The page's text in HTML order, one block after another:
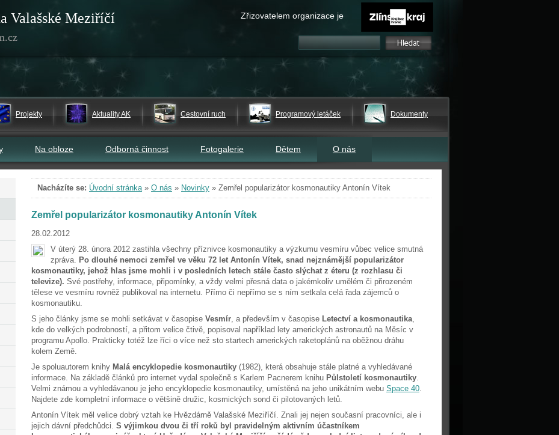
Valašské Meziříčí Zřizovatelem organizace je
Projekty Aktuality AK Cestovní ruch Programový letáček Dokumenty
Na obloze Odborná činnost Fotogalerie Dětem O nás
Nacházíte se: Úvodní stránka» O nás » Novinky » Zemřel popularizátor kosmonautiky Antonín Vítek
Zemřel popularizátor kosmonautiky Antonín Vítek
28.02.2012
V úterý 28. února 2012 zastihla všechny příznivce kosmonautiky a výzkumu vesmíru vůbec velice smutná
zpráva. Po dlouhé nemoci zemřel ve věku 72 let Antonín Vítek, snad nejznámější popularizátor
kosmonautiky, jehož hlas jsme mohli i v posledních letech stále často slýchat z éteru (z rozhlasu či
televize). Své postřehy, informace, připomínky, a vždy velmi přesná data o jakémkoliv umělém či přirozeném
tělese ve vesmíru rovněž publikoval na internetu. Přímo či nepřímo se s ním setkala celá řada zájemců o
kosmonautiku.
S jeho články jsme se mohli setkávat v časopise Vesmír, a především v časopise Letectví a kosmonautika,
kde do velkých podrobností, a přitom velice čtivě, popisoval například lety amerických astronautů na Měsíc v
programu Apollo. Prakticky totéž lze říci o více než sto startech amerických raketoplánů na oběžnou dráhu
kolem Země.
Je spoluautorem knihy Malá encyklopedie kosmonautiky (1982), která obsahuje stále platné a vyhledávané
informace. Na základě článků pro internet vydal společně s Karlem Pacnerem knihu Půlstoletí kosmonautiky.
Velmi známou a vyhledávanou je jeho encyklopedie kosmonautiky, umístěná na jeho unikátním webu Space 40.
Najdete zde kompletní informace o většině družic, kosmických sond či pilotovaných letů.
Antonín Vítek měl velice dobrý vztah ke Hvězdárně Valašské Meziříčí. Znali jej nejen současní pracovníci, ale i
jejich dávní předchůdci. S výjimkou dvou či tří roků byl pravidelným aktivním účastníkem